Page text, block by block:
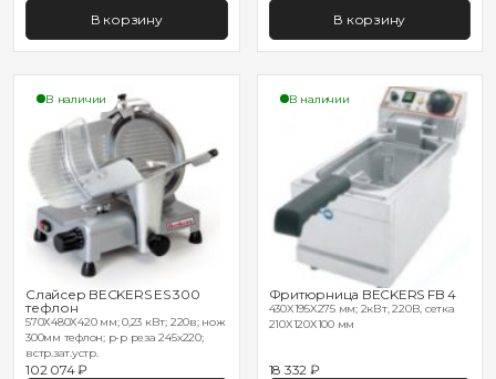
В корзину
В корзину
В наличии
Слайсер BECKERS ES 300
тефлон
570Х480Х420 мм; 0,23 кВт; 220в; нож
300мм тефлон; р-р реза 245х220;
встр.зат.устр.
102 074 ₽
В наличии
Фритюрница BECKERS FB 4
430X195X275 мм; 2кВт, 220В, сетка
210Х120Х100 мм
18 332 ₽